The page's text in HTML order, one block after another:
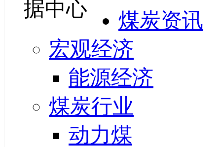
煤炭资讯
宏观经济
能源经济
煤炭行业
动力煤